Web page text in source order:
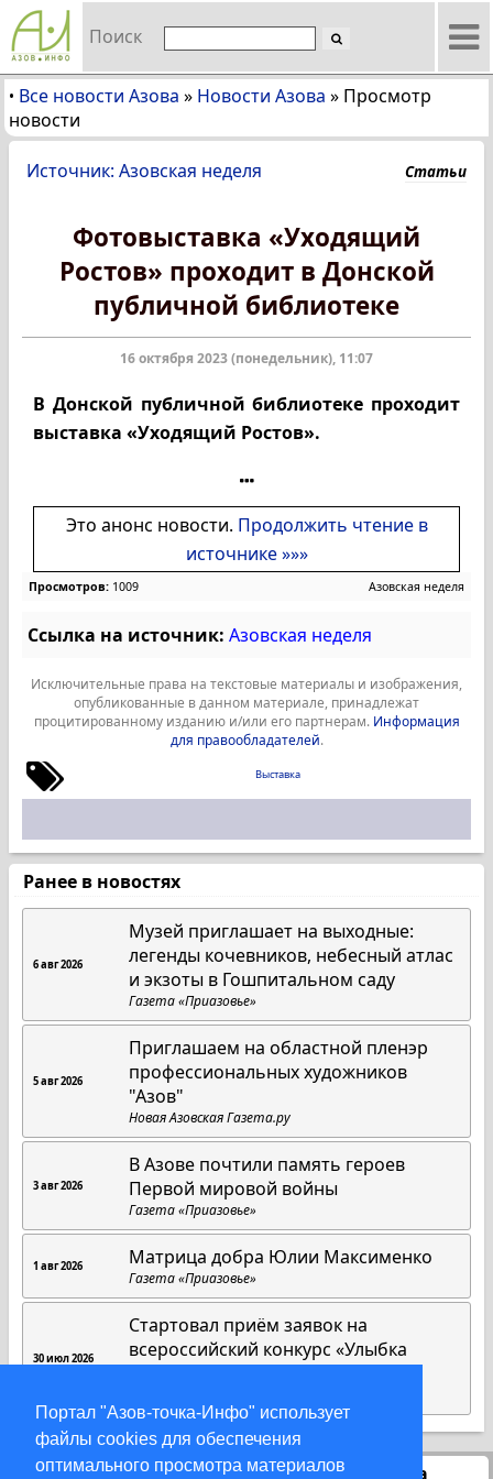
Портал "Азов-точка-Инфо" использует
файлы cookies для обеспечения
оптимального просмотра материалов
Поиск
• Все новости Азова » Новости Азова » Просмотр
новости
Источник: Азовская неделя Статьи
Фотовыставка «Уходящий
Ростов» проходит в Донской
публичной библиотеке
16 октября 2023 (понедельник), 11:07
В Донской публичной библиотеке проходит
выставка «Уходящий Ростов».
Это анонс новости. Продолжить чтение в
источнике »»»
Просмотров: 1009 Азовская неделя
Ссылка на источник: Азовская неделя
Исключительные права на текстовые материалы и изображения,
опубликованные в данном материале, принадлежат
процитированному изданию и/или его партнерам. Информация
для правообладателей.
Выставка
Ранее в новостях
6 авг 2026
Музей приглашает на выходные:
легенды кочевников, небесный атлас
и экзоты в Гошпитальном саду
Газета «Приазовье»
5 авг 2026
Приглашаем на областной пленэр
профессиональных художников
"Азов"
Новая Азовская Газета.ру
3 авг 2026
В Азове почтили память героев
Первой мировой войны
Газета «Приазовье»
1 авг 2026 Матрица добра Юлии Максименко
Газета «Приазовье»
30 июл 2026
Стартовал приём заявок на
всероссийский конкурс «Улыбка
Статистика